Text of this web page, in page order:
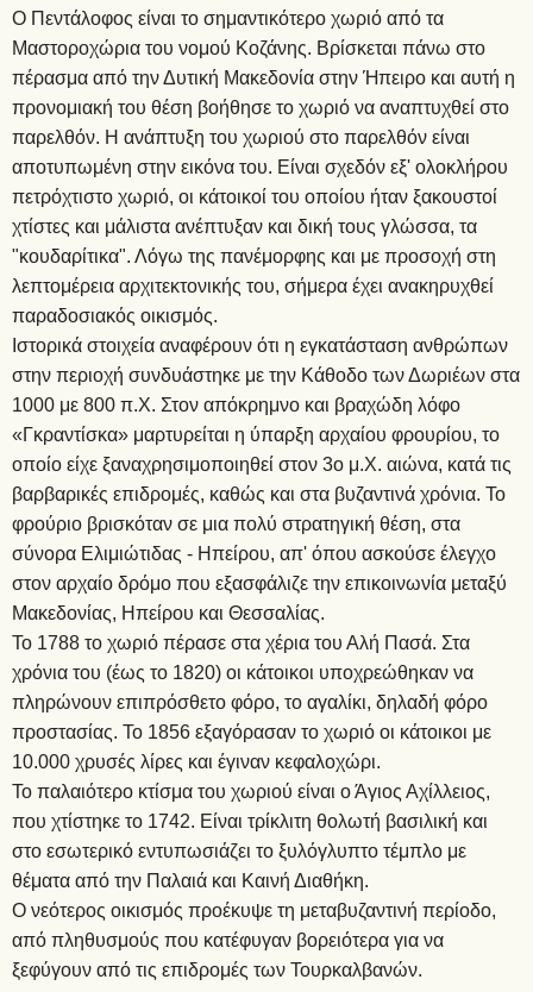
Ο Πεντάλοφος είναι το σημαντικότερο χωριό από τα
Μαστοροχώρια του νομού Κοζάνης. Βρίσκεται πάνω στο
πέρασμα από την Δυτική Μακεδονία στην Ήπειρο και αυτή η
προνομιακή του θέση βοήθησε το χωριό να αναπτυχθεί στο
παρελθόν. Η ανάπτυξη του χωριού στο παρελθόν είναι
αποτυπωμένη στην εικόνα του. Είναι σχεδόν εξ' ολοκλήρου
πετρόχτιστο χωριό, οι κάτοικοί του οποίου ήταν ξακουστοί
χτίστες και μάλιστα ανέπτυξαν και δική τους γλώσσα, τα
"κουδαρίτικα". Λόγω της πανέμορφης και με προσοχή στη
λεπτομέρεια αρχιτεκτονικής του, σήμερα έχει ανακηρυχθεί
παραδοσιακός οικισμός.
Ιστορικά στοιχεία αναφέρουν ότι η εγκατάσταση ανθρώπων
στην περιοχή συνδυάστηκε με την Κάθοδο των Δωριέων στα
1000 με 800 π.Χ. Στον απόκρημνο και βραχώδη λόφο
«Γκραντίσκα» μαρτυρείται η ύπαρξη αρχαίου φρουρίου, το
οποίο είχε ξαναχρησιμοποιηθεί στον 3ο μ.Χ. αιώνα, κατά τις
βαρβαρικές επιδρομές, καθώς και στα βυζαντινά χρόνια. Το
φρούριο βρισκόταν σε μια πολύ στρατηγική θέση, στα
σύνορα Ελιμιώτιδας - Ηπείρου, απ' όπου ασκούσε έλεγχο
στον αρχαίο δρόμο που εξασφάλιζε την επικοινωνία μεταξύ
Μακεδονίας, Ηπείρου και Θεσσαλίας.
Το 1788 το χωριό πέρασε στα χέρια του Αλή Πασά. Στα
χρόνια του (έως το 1820) οι κάτοικοι υποχρεώθηκαν να
πληρώνουν επιπρόσθετο φόρο, το αγαλίκι, δηλαδή φόρο
προστασίας. Το 1856 εξαγόρασαν το χωριό οι κάτοικοι με
10.000 χρυσές λίρες και έγιναν κεφαλοχώρι.
Το παλαιότερο κτίσμα του χωριού είναι ο Άγιος Αχίλλειος,
που χτίστηκε το 1742. Είναι τρίκλιτη θολωτή βασιλική και
στο εσωτερικό εντυπωσιάζει το ξυλόγλυπτο τέμπλο με
θέματα από την Παλαιά και Καινή Διαθήκη.
Ο νεότερος οικισμός προέκυψε τη μεταβυζαντινή περίοδο,
από πληθυσμούς που κατέφυγαν βορειότερα για να
ξεφύγουν από τις επιδρομές των Τουρκαλβανών.